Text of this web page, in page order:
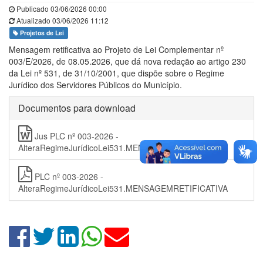
Publicado 03/06/2026 00:00
Atualizado 03/06/2026 11:12
Projetos de Lei
Mensagem retificativa ao Projeto de Lei Complementar nº
003/E/2026, de 08.05.2026, que dá nova redação ao artigo 230
da Lei nº 531, de 31/10/2001, que dispõe sobre o Regime
Jurídico dos Servidores Públicos do Município.
Documentos para download
Jus PLC nº 003-2026 -
AlteraRegimeJurídicoLei531.MENSAGEMRETIFICATIVA
PLC nº 003-2026 -
AlteraRegimeJurídicoLei531.MENSAGEMRETIFICATIVA